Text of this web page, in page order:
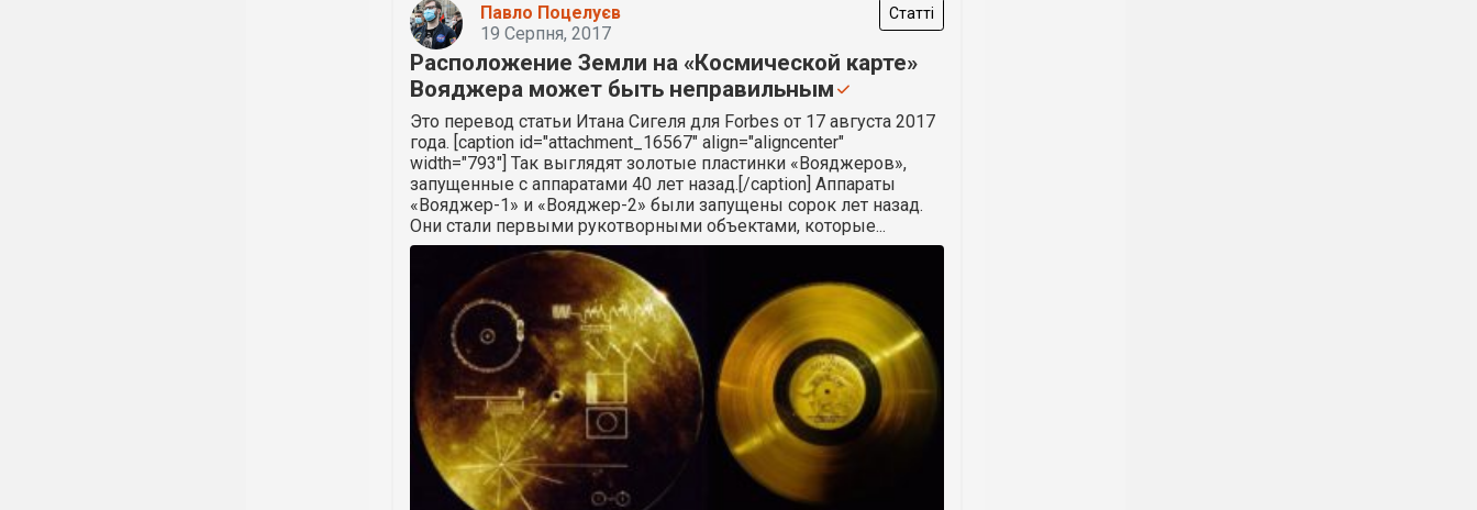
Павло Поцелуєв
19 Серпня, 2017
Статті
Расположение Земли на «Космической карте»
Вояджера может быть неправильным
Это перевод статьи Итана Сигеля для Forbes от 17 августа 2017
года. [caption id="attachment_16567" align="aligncenter"
width="793"] Так выглядят золотые пластинки «Вояджеров»,
запущенные с аппаратами 40 лет назад.[/caption] Аппараты
«Вояджер-1» и «Вояджер-2» были запущены сорок лет назад.
Они стали первыми рукотворными объектами, которые...